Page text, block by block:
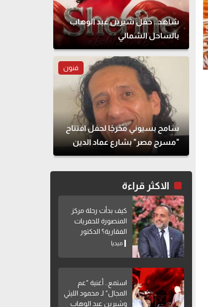
شاهد.. حفل شيرين عبد الوهاب
بالساحل الشمالي
فنون
سامح بسيوني مخرجًا لحفل افتتاح
"مسرح مصر" بشارع عماد الدين
الاكثر قراءة
كيف بدأت رحلة مركز
المنصورة للحفريات
الفقارية؟ الدكتور
هشام سلام يوضح
ميديا
استمع.. أغنية "عم
المجال" لـ محمود الليثي
وشيرين عبد الوهاب